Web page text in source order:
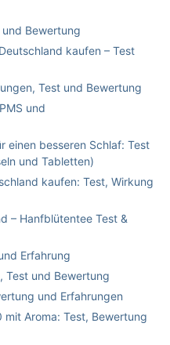
Bewertung
kaufen – Test
Test und Bewertung
und
einen besseren Schlaf: Test
und Tabletten)
kaufen: Test, Wirkung
– Hanfblütentee Test &
Erfahrung
Test und Bewertung
und Erfahrungen
mit Aroma: Test, Bewertung